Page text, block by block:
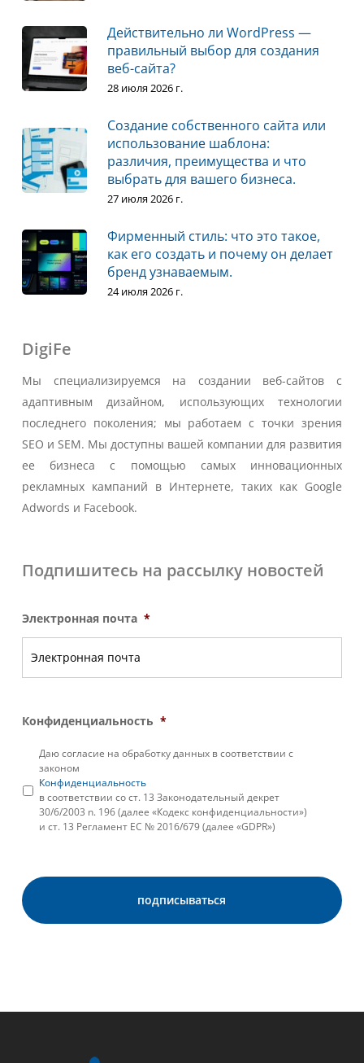
Действительно ли WordPress —
правильный выбор для создания
веб-сайта?
28 июля 2026 г.
Создание собственного сайта или
использование шаблона:
различия, преимущества и что
выбрать для вашего бизнеса.
27 июля 2026 г.
Фирменный стиль: что это такое,
как его создать и почему он делает
бренд узнаваемым.
24 июля 2026 г.
DigiFe
Мы специализируемся на создании веб-сайтов с
адаптивным дизайном, использующих технологии
последнего поколения; мы работаем с точки зрения
SEO и SEM. Мы доступны вашей компании для развития
ее бизнеса с помощью самых инновационных
рекламных кампаний в Интернете, таких как Google
Adwords и Facebook.
Подпишитесь на рассылку новостей
Электронная почта *
Конфиденциальность *
Даю согласие на обработку данных в соответствии с
законом
Конфиденциальность
в соответствии со ст. 13 Законодательный декрет
30/6/2003 n. 196 (далее «Кодекс конфиденциальности»)
и ст. 13 Регламент ЕС № 2016/679 (далее «GDPR»)